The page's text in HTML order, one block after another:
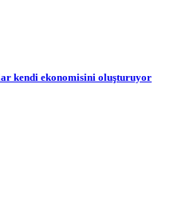
kendi ekonomisini oluşturuyor